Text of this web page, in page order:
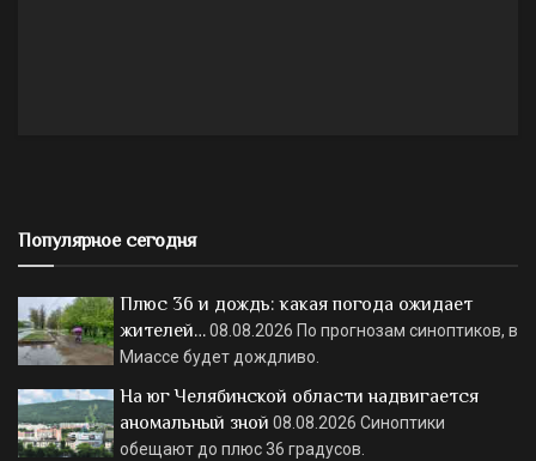
Популярное сегодня
Плюс 36 и дождь: какая погода ожидает
жителей…08.08.2026 По прогнозам синоптиков, в
Миассе будет дождливо.
На юг Челябинской области надвигается
аномальный зной 08.08.2026 Синоптики
обещают до плюс 36 градусов.